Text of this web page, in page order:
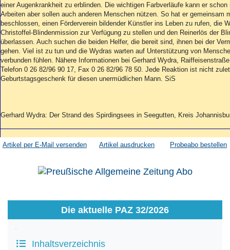
einer Augenkrankheit zu erblinden. Die wichtigen Farbverläufe kann er
Arbeiten aber sollen auch anderen Menschen nützen. So hat er gemeinsam
beschlossen, einen Förderverein bildender Künstler ins Leben zu rufen, die
Christoffel-Blindenmission zur Verfügung zu stellen und den Reinerlös der
überlassen. Auch suchen die beiden Helfer, die bereit sind, ihnen bei der
gehen. Viel ist zu tun und die Wydras warten auf Unterstützung von
verbunden fühlen. Nähere Informationen bei Gerhard Wydra,
Telefon 0 26 82/96 90 17, Fax 0 26 82/96 78 50. Jede Reaktion ist nicht
Geburtstagsgeschenk für diesen unermüdlichen Mann. SiS
Gerhard Wydra: Der Strand des Spirdingsees in Seegutten, Kreis
Artikel per E-Mail versenden Artikel ausdrucken Probeabo bestellen
Die aktuelle PAZ 32/2026
Inhaltsverzeichnis